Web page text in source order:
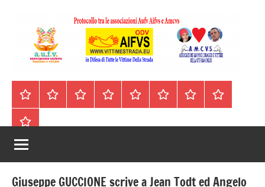
contenuto
A.I.F.V.S.
–
Associazione
Italiana
Familiari
difesa
di
tutte
vittime
della
strada
HomepageSegnalazioni
Nord
Centro
Sud
ContattiIncidenti
Il
Archivio
Giuseppe GUCCIONE scrive a Jean Todt ed Angelo